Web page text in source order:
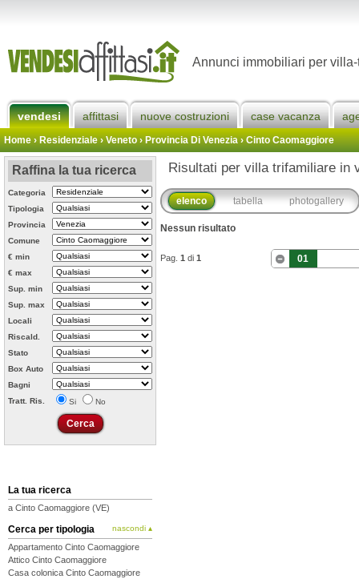
Annunci immobiliari per
vendesi affittasi nuove costruzioni case vacanza
Home› Residenziale › Veneto ›Provincia Di Venezia›Cinto Caomaggiore
Raffina la tua ricerca
Categoria
Tipologia
Provincia
Comune
€ min
€ max
Sup. min
Sup. max
Locali
Riscald.
Stato
Box Auto
Bagni
Tratt. Ris.
Si No
La tua ricerca
a Cinto Caomaggiore (VE)
Cerca per tipologia nascondi ▴
Appartamento Cinto Caomaggiore
Attico Cinto Caomaggiore
Casa colonica Cinto Caomaggiore
Risultati per villa trifamiliare in
elenco tabella photogallery
Nessun risultato
Pag. 1 di 1 01